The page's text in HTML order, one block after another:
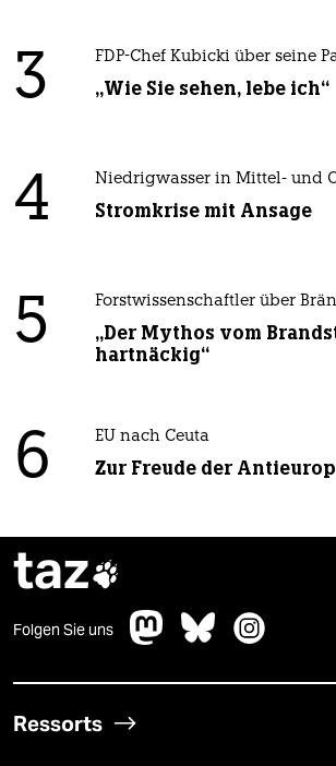
3 FDP-Chef Kubicki über seine
„Wie Sie sehen, lebe ich“
4 Niedrigwasser in Mittel- und
Stromkrise mit Ansage
5 Forstwissenschaftler über
„Der Mythos vom
hartnäckig“
6 EU nach Ceuta
Zur Freude der
taz
Folgen Sie uns
Ressorts